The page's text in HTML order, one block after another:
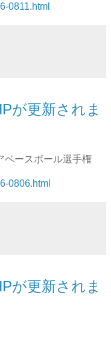
0811.html
が更新されま
ベースボール選手権
0806.html
が更新されま